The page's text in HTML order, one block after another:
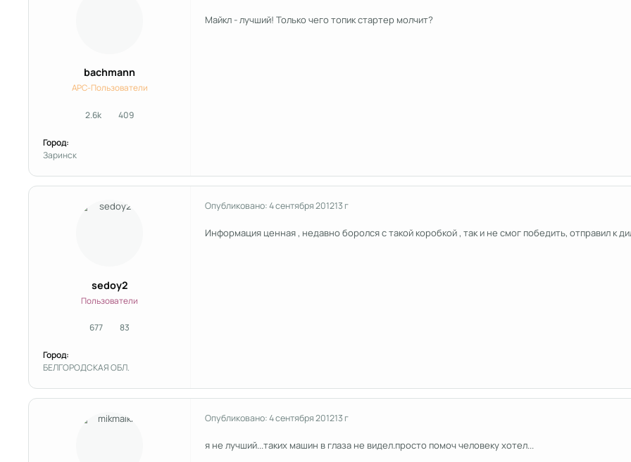
bachmann
APC-Пользователи
2.6kсообщения
409Репутация
Город:
Заринск
Майкл - лучший! Только чего топик стартер молчит?
sedoy2
Пользователи
677сообщения
83Репутация
Город:
БЕЛГОРОДСКАЯ ОБЛ.
Опубликовано:4 сентября 201213 г
Информация ценная , недавно боролся с такой коробкой , так и не смог победить, отправил к
Опубликовано:4 сентября 201213 г
я не лучший...таких машин в глаза не видел.просто помоч человеку хотел...